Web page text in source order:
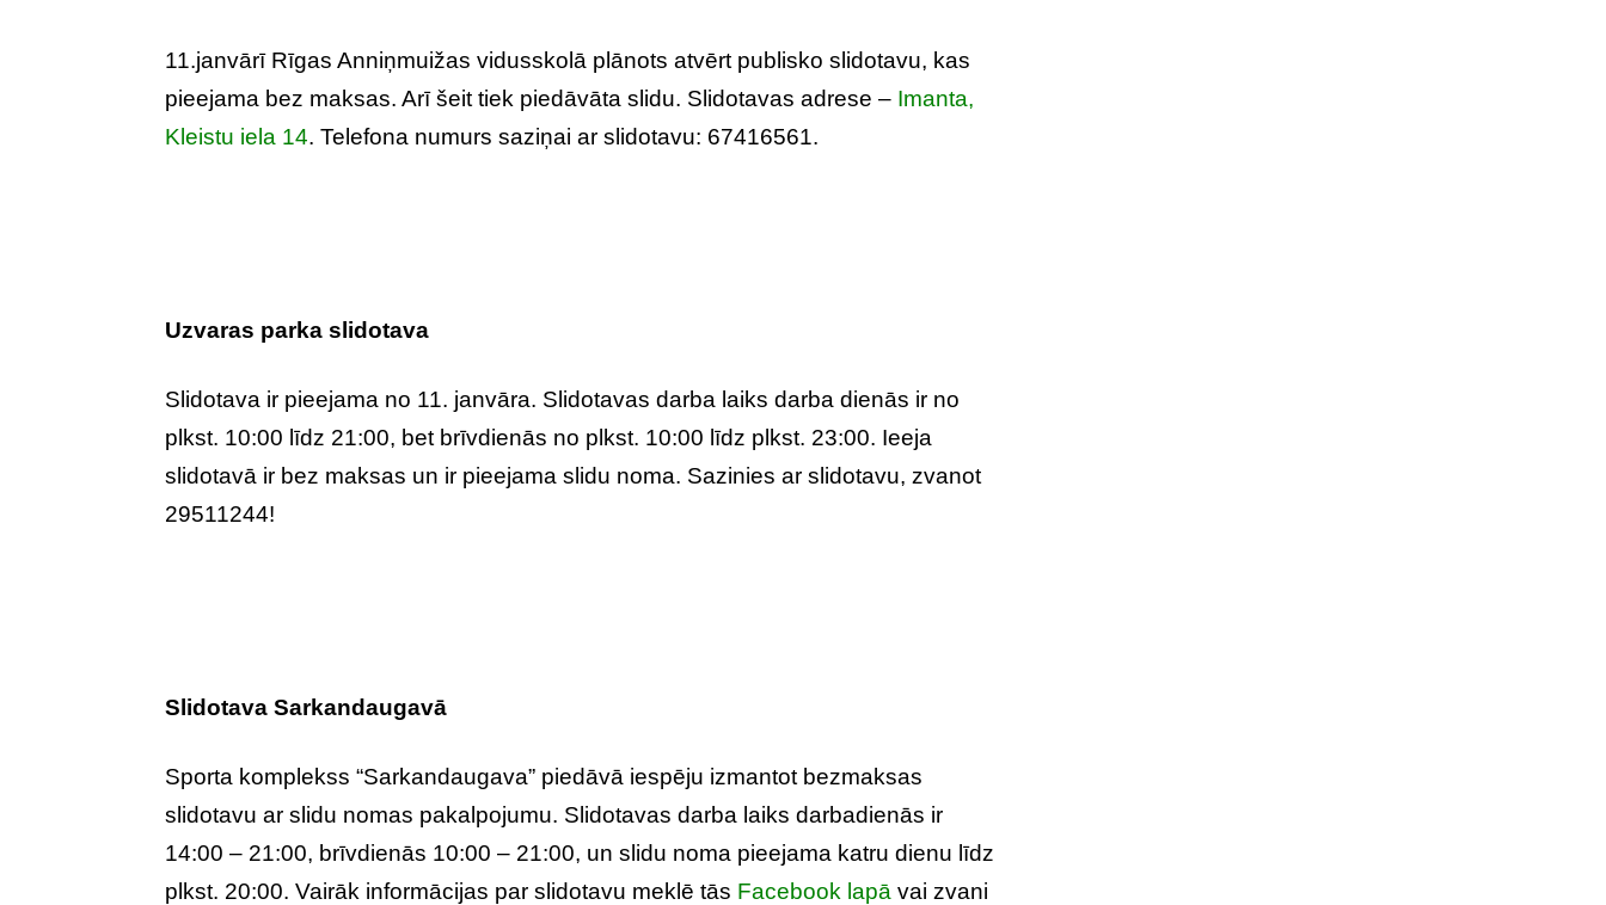
11.janvārī Rīgas Anniņmuižas vidusskolā plānots atvērt publisko slidotavu, kas
pieejama bez maksas. Arī šeit tiek piedāvāta slidu. Slidotavas adrese – Imanta,
Kleistu iela 14. Telefona numurs saziņai ar slidotavu: 67416561.
Uzvaras parka slidotava
Slidotava ir pieejama no 11. janvāra. Slidotavas darba laiks darba dienās ir no
plkst. 10:00 līdz 21:00, bet brīvdienās no plkst. 10:00 līdz plkst. 23:00. Ieeja
slidotavā ir bez maksas un ir pieejama slidu noma. Sazinies ar slidotavu, zvanot
29511244!
Slidotava Sarkandaugavā
Sporta komplekss “Sarkandaugava” piedāvā iespēju izmantot bezmaksas
slidotavu ar slidu nomas pakalpojumu. Slidotavas darba laiks darbadienās ir
14:00 – 21:00, brīvdienās 10:00 – 21:00, un slidu noma pieejama katru dienu līdz
plkst. 20:00. Vairāk informācijas par slidotavu meklē tās Facebook lapā vai zvani